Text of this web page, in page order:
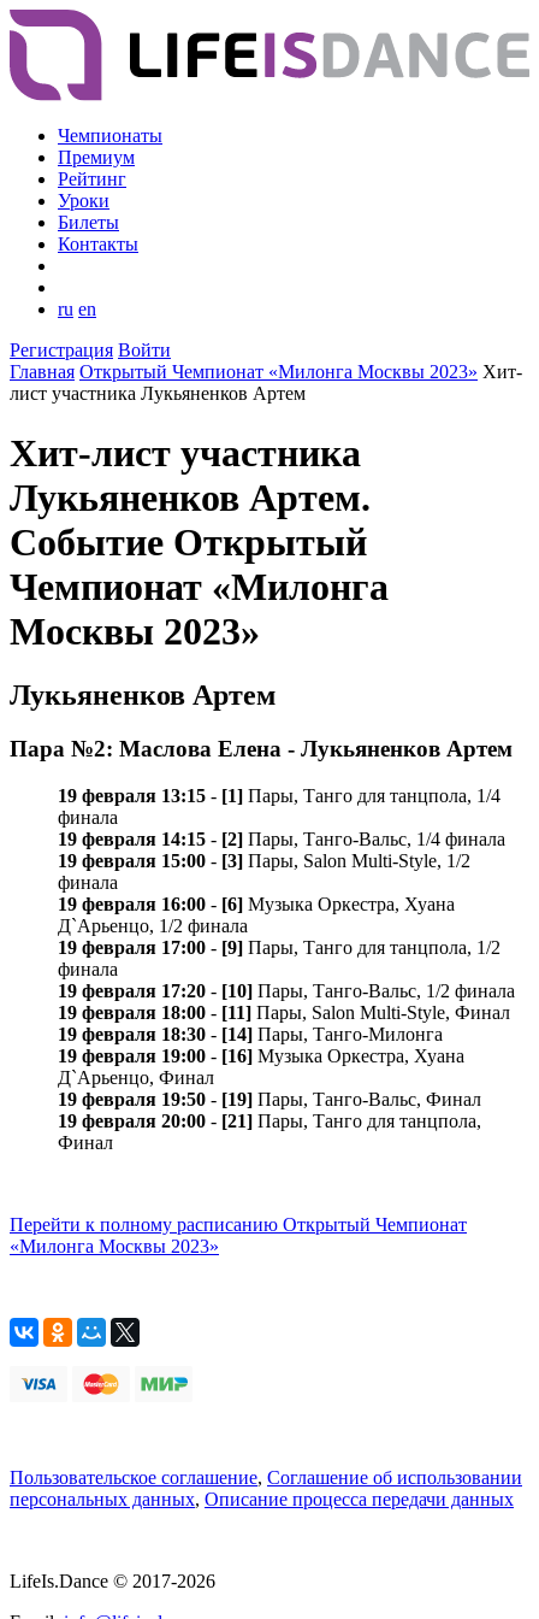
Чемпионаты
Премиум
Рейтинг
Уроки
Билеты
Контакты
ru en
Регистрация Войти
Главная Открытый Чемпионат «Милонга Москвы 2023» Хит-
лист участника Лукьяненков Артем
Хит-лист участника
Лукьяненков Артем.
Событие Открытый
Чемпионат «Милонга
Москвы 2023»
Лукьяненков Артем
Пара №2: Маслова Елена - Лукьяненков Артем
19 февраля 13:15 - [1] Пары, Танго для танцпола, 1/4
финала
19 февраля 14:15 - [2] Пары, Танго-Вальс, 1/4 финала
19 февраля 15:00 - [3] Пары, Salon Multi-Style, 1/2
финала
19 февраля 16:00 - [6] Музыка Оркестра, Хуана
Д`Арьенцо, 1/2 финала
19 февраля 17:00 - [9] Пары, Танго для танцпола, 1/2
финала
19 февраля 17:20 - [10] Пары, Танго-Вальс, 1/2 финала
19 февраля 18:00 - [11] Пары, Salon Multi-Style, Финал
19 февраля 18:30 - [14] Пары, Танго-Милонга
19 февраля 19:00 - [16] Музыка Оркестра, Хуана
Д`Арьенцо, Финал
19 февраля 19:50 - [19] Пары, Танго-Вальс, Финал
19 февраля 20:00 - [21] Пары, Танго для танцпола,
Финал
Перейти к полному расписанию Открытый Чемпионат
«Милонга Москвы 2023»
Пользовательское соглашение, Соглашение об использовании
персональных данных, Описание процесса передачи данных
LifeIs.Dance © 2017-2026